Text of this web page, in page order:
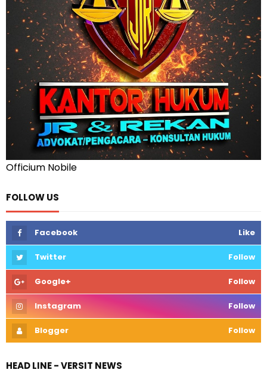
Officium Nobile
FOLLOW US
Facebook Like
Twitter Follow
Google+ Follow
Instagram Follow
Blogger Follow
HEAD LINE - VERSIT NEWS